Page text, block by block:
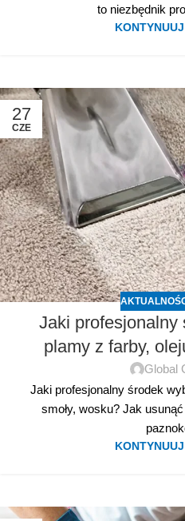
to niezbędnik
27
CZE
Jaki profesjonalny
plamy z farby,
Global
Jaki profesjonalny środek
smoły, wosku? Jak